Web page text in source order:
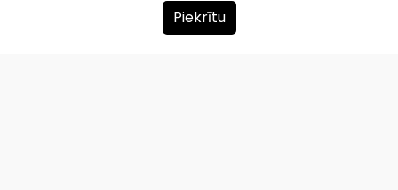
Par mums
Piekrītu